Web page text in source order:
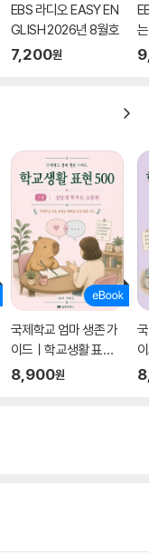
EBS 라디오 EASY EN
GLISH 2026년 8월호
7,200원
국제학교 엄마 생존 가
이드ㅣ학교생활 표현 5
00 2권
8,900원